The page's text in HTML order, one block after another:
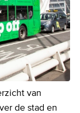
van
de stad en